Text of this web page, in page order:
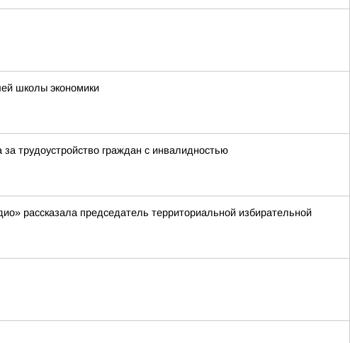
школы экономики
трудоустройство граждан с инвалидностью
рассказала председатель территориальной избирательной